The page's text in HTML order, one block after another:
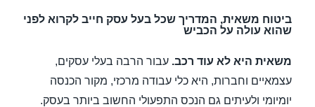
ביטוח משאית, המדריך שכל בעל עסק חייב לקרוא לפני
שהוא עולה על הכביש
משאית היא לא עוד רכב. עבור הרבה בעלי עסקים,
עצמאיים וחברות, היא כלי עבודה מרכזי, מקור הכנסה
יומיומי ולעיתים גם הנכס התפעולי החשוב ביותר בעסק.